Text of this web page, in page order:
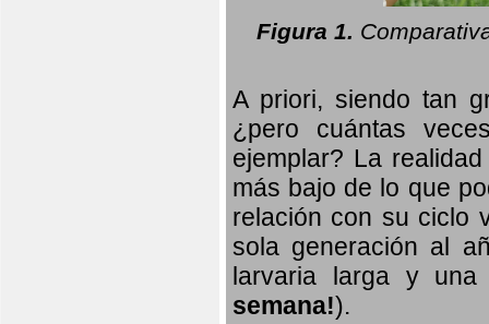
Figura 1.
A priori, siendo tan
¿pero cuántas
ejemplar? La
más bajo de lo que
relación con su ciclo
sola generación al
larvaria largay una
semana!).